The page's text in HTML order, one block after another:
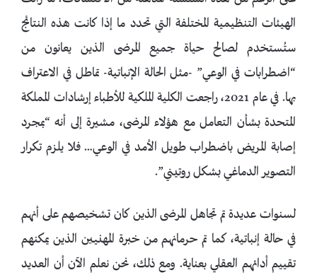
الهيئات التنظيمية المختلفة التي تحدد ما إذا كانت هذه النتائج
ستُستخدم لصالح حياة جميع المرضى الذين يعانون من
“اضطرابات في الوعي” -مثل الحالة الإنباتية- تماطل في الاعتراف
بها. في عام 2021، راجعت الكلية الملكية للأطباء إرشادات المملكة
المتحدة بشأن التعامل مع هؤلاء المرضى، مشيرة إلى أنه “بمجرد
إصابة المريض باضطراب طويل الأمد في الوعي… فلا يلزم تكرار
التصوير الدماغي بشكل روتيني”.
لسنوات عديدة تم تجاهل المرضى الذين كان تشخيصهم على أنهم
في حالة إنباتية، كما تم حرمانهم من خبرة المهنيين الذين يمكنهم
تقييم أدائهم العقلي بعناية. ومع ذلك، نحن نعلم الآن أن العديد